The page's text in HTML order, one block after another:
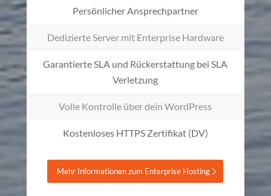
Persönlicher Ansprechpartner
Dedizierte Server mit Enterprise Hardware
Garantierte SLA und Rückerstattung bei SLA
Verletzung
Volle Kontrolle über dein WordPress
Kostenloses HTTPS Zertifikat (DV)
Mehr Informationen zum Enterprise Hosting